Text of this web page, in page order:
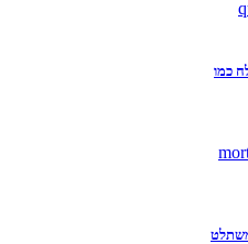
כמו